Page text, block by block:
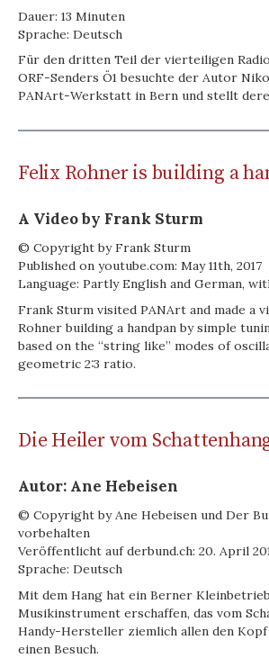
Dauer: 13 Minuten
Sprache: Deutsch
Für den dritten Teil der vierteiligen
ORF-Senders Ö1 besuchte der Autor
PANArt-Werkstatt in Bern und stellt
Felix Rohner is building a
A Video by Frank Sturm
© Copyright by Frank Sturm
Published on youtube.com: May 11th, 2017
Language: Partly English and German,
Frank Sturm visited PANArt and made a
Rohner building a handpan by simple
based on the “string like” modes of
geometric 2:3 ratio.
Die Heiler vom
Autor: Ane Hebeisen
© Copyright by Ane Hebeisen und Der
vorbehalten
Veröffentlicht auf derbund.ch: 20. April
Sprache: Deutsch
Mit dem Hang hat ein Berner
Musikinstrument erschaffen, das vom
Handy-Hersteller ziemlich allen den
einen Besuch.